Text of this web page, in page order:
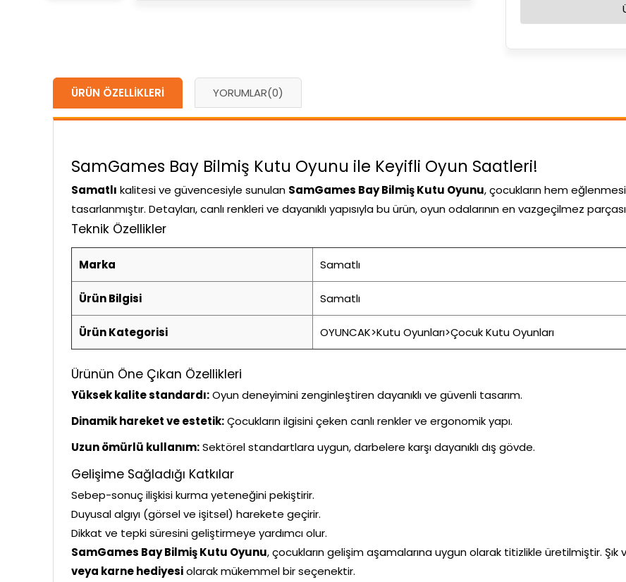
ÜRÜN ÖZELLIKLERI YORUMLAR(0)
SamGames Bay Bilmiş Kutu Oyunu ile Keyifli Oyun Saatleri!
Samatlı kalitesi ve güvencesiyle sunulan SamGames Bay Bilmiş Kutu Oyunu, çocukların hem
tasarlanmıştır. Detayları, canlı renkleri ve dayanıklı yapısıyla bu ürün, oyun odalarının en vazgeçilmez
Teknik Özellikler
Marka Samatlı
Ürün Bilgisi Samatlı
Ürün Kategorisi OYUNCAK>Kutu Oyunları>Çocuk Kutu Oyunları
Ürünün Öne Çıkan Özellikleri
Yüksek kalite standardı:Oyun deneyimini zenginleştiren dayanıklı ve güvenli tasarım.
Dinamik hareket ve estetik:Çocukların ilgisini çeken canlı renkler ve ergonomik yapı.
Uzun ömürlü kullanım:Sektörel standartlara uygun, darbelere karşı dayanıklı dış gövde.
Gelişime Sağladığı Katkılar
Sebep-sonuç ilişkisi kurma yeteneğini pekiştirir.
Duyusal algıyı (görsel ve işitsel) harekete geçirir.
Dikkat ve tepki süresini geliştirmeye yardımcı olur.
SamGames Bay Bilmiş Kutu Oyunu, çocukların gelişim aşamalarına uygun olarak titizlikle üretilmiştir. Şık
veya karne hediyesiolarak mükemmel bir seçenektir.